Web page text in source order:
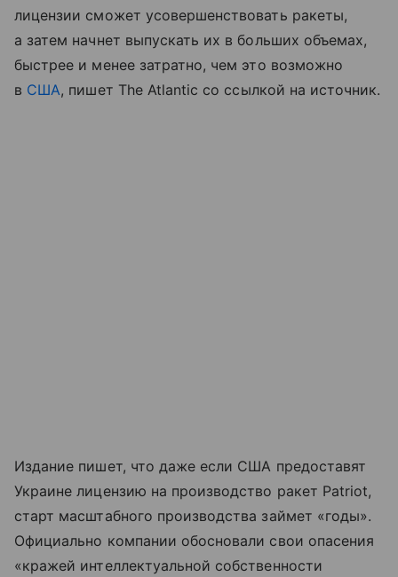
лицензии сможет усовершенствовать ракеты,
а затем начнет выпускать их в больших объемах,
быстрее и менее затратно, чем это возможно
в США, пишет The Atlantic со ссылкой на источник.
Издание пишет, что даже если США предоставят
Украине лицензию на производство ракет Patriot,
старт масштабного производства займет «годы».
Официально компании обосновали свои опасения
«кражей интеллектуальной собственности